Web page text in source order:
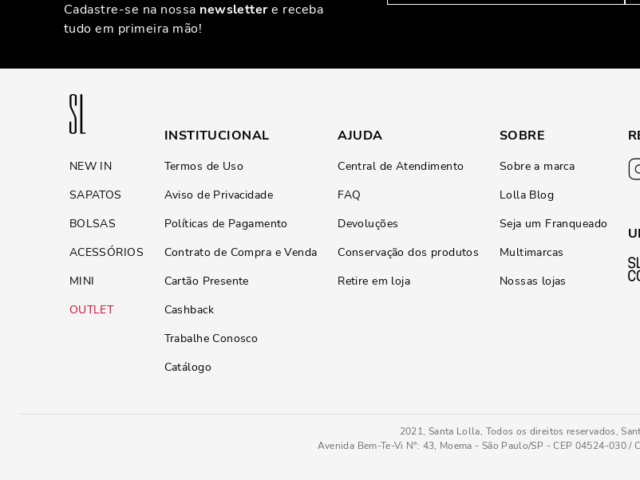
Cadastre-se na nossa newslettere receba
tudo em primeira mão!
NEW IN
SAPATOS
BOLSAS
ACESSÓRIOS
MINI
OUTLET
INSTITUCIONAL
Termos de Uso
Aviso de Privacidade
Políticas de Pagamento
Contrato de Compra e Venda
Cartão Presente
Cashback
Trabalhe Conosco
Catálogo
AJUDA
Central de Atendimento
FAQ
Devoluções
Conservação dos produtos
Retire em loja
SOBRE
Sobre a marca
Lolla Blog
Seja um Franqueado
Multimarcas
Nossas lojas
2021, Santa Lolla, Todos os direitos reservados,
Avenida Bem-Te-Vi N°: 43, Moema - São Paulo/SP - CEP 04524-030 /